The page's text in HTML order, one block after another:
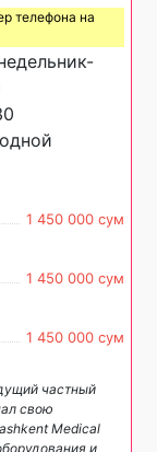
телефона на
1 450 000 сум
1 450 000 сум
1 450 000 сум
частный
свою
Medical
и